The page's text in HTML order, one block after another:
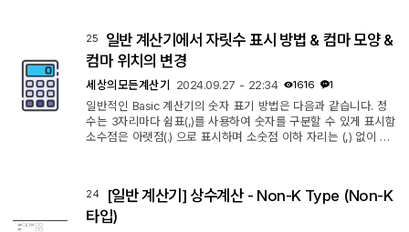
요 특징은 다음과 같습니다: 1. 기록 검토: 사용자가 입력한 모든
수식과 숫자를 저장하고, 이를 다시 확인할 수 있게 해줍니다. 2.
25
일반 계산기에서 자릿수 표시 방법 & 컴마 모양 &
컴마 위치의 변경
세상의모든계산기 2024.09.27 - 22:34 1616 1
일반적인 Basic 계산기의 숫자 표기 방법은 다음과 같습니다. 정
수는 3자리마다 쉼표(,)를 사용하여 숫자를 구분할 수 있게 표시함
소수점은 아랫점(.) 으로 표시하며 소숫점 이하 자리는 (,) 없이 표
을 서로 바꿔 표시하게도 할 수 있는 일반 계산기도 있습니다. *
지역마다 차이가 있는 숫자 표시 방법을 구현하기 위함입니다. [C
24
[일반 계산기] 상수계산 - Non-K Type (Non-K
타입)